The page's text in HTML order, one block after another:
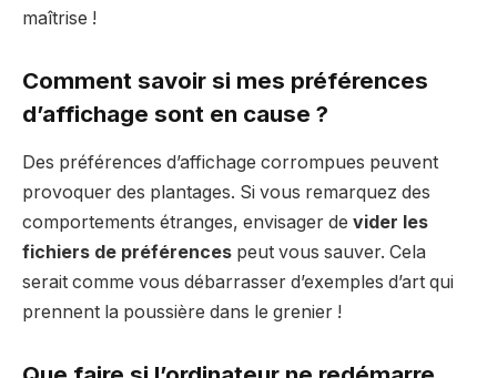
maîtrise !
Comment savoir si mes préférences
d’affichage sont en cause ?
Des préférences d’affichage corrompues peuvent
provoquer des plantages. Si vous remarquez des
comportements étranges, envisager de vider les
fichiers de préférences peut vous sauver. Cela
serait comme vous débarrasser d’exemples d’art qui
prennent la poussière dans le grenier !